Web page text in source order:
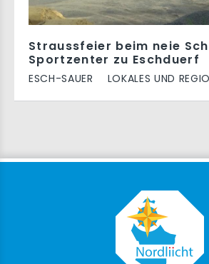
Straussfeier beim neie
Sportzenter zu Eschduerf
ESCH-SAUER LOKALES UND